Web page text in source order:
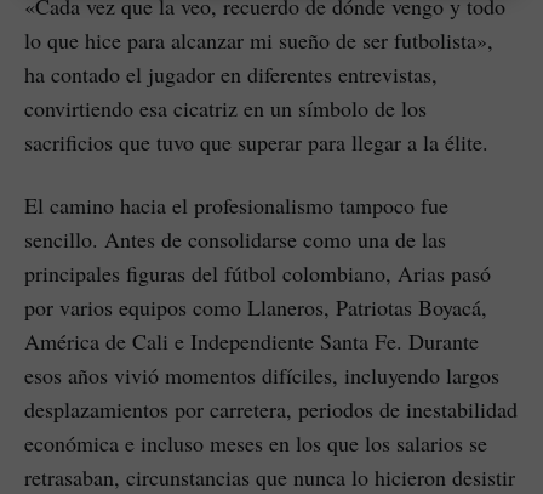
«Cada vez que la veo, recuerdo de dónde vengo y todo
lo que hice para alcanzar mi sueño de ser futbolista»,
ha contado el jugador en diferentes entrevistas,
convirtiendo esa cicatriz en un símbolo de los
sacrificios que tuvo que superar para llegar a la élite.
El camino hacia el profesionalismo tampoco fue
sencillo. Antes de consolidarse como una de las
principales figuras del fútbol colombiano, Arias pasó
por varios equipos como Llaneros, Patriotas Boyacá,
América de Cali e Independiente Santa Fe. Durante
esos años vivió momentos difíciles, incluyendo largos
desplazamientos por carretera, periodos de inestabilidad
económica e incluso meses en los que los salarios se
retrasaban, circunstancias que nunca lo hicieron desistir